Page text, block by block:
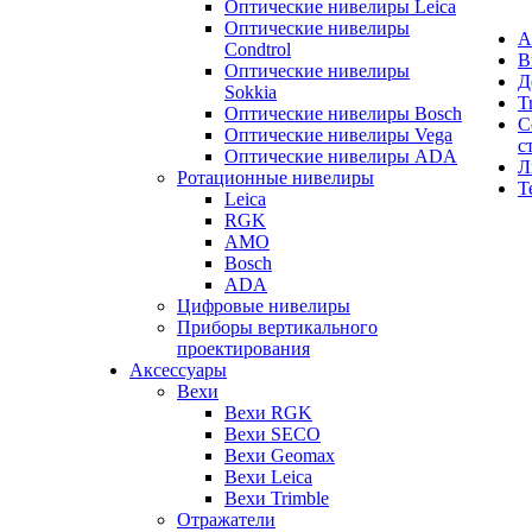
Оптические нивелиры Leica
Оптические нивелиры
Condtrol
Оптические нивелиры
Sokkia
Оптические нивелиры Bosch
Оптические нивелиры Vega
Оптические нивелиры ADA
Ротационные нивелиры
Leica
RGK
AMO
Bosch
ADA
Цифровые нивелиры
Приборы вертикального
проектирования
Аксессуары
Вехи
Вехи RGK
Вехи SECO
Вехи Geomax
Вехи Leica
Вехи Trimble
Отражатели